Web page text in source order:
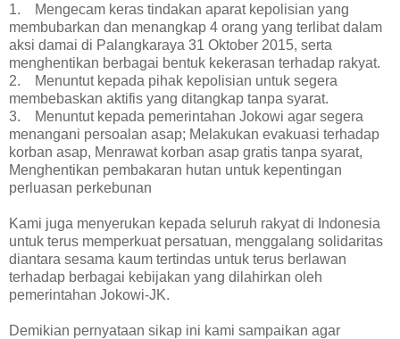
1. Mengecam keras tindakan aparat kepolisian yang
membubarkan dan menangkap 4 orang yang terlibat dalam
aksi damai di Palangkaraya 31 Oktober 2015, serta
menghentikan berbagai bentuk kekerasan terhadap rakyat.
2. Menuntut kepada pihak kepolisian untuk segera
membebaskan aktifis yang ditangkap tanpa syarat.
3. Menuntut kepada pemerintahan Jokowi agar segera
menangani persoalan asap; Melakukan evakuasi terhadap
korban asap, Menrawat korban asap gratis tanpa syarat,
Menghentikan pembakaran hutan untuk kepentingan
perluasan perkebunan
Kami juga menyerukan kepada seluruh rakyat di Indonesia
untuk terus memperkuat persatuan, menggalang solidaritas
diantara sesama kaum tertindas untuk terus berlawan
terhadap berbagai kebijakan yang dilahirkan oleh
pemerintahan Jokowi-JK.
Demikian pernyataan sikap ini kami sampaikan agar